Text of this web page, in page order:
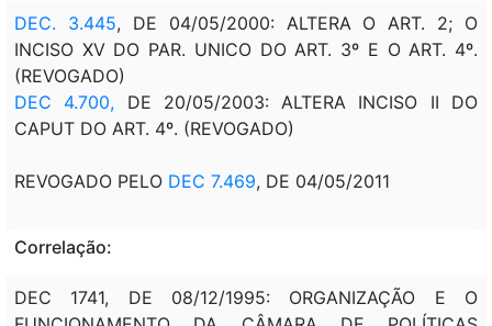
DEC. 3.445, DE 04/05/2000: ALTERA O ART. 2; O
INCISO XV DO PAR. UNICO DO ART. 3º E O ART. 4º.
(REVOGADO)
DEC 4.700, DE 20/05/2003: ALTERA INCISO II DO
CAPUT DO ART. 4º. (REVOGADO)
REVOGADO PELO DEC 7.469, DE 04/05/2011
Correlação:
DEC 1741, DE 08/12/1995: ORGANIZAÇÃO E O